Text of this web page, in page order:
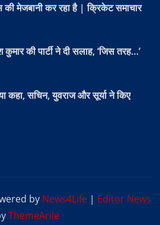
की मेजबानी कर रहा है | क्रिकेट समाचार
की पार्टी ने दी सलाह, ‘जिस तरह…’
कहा, सचिन, युवराज और सूर्या ने किए
by News4Life | Editor News
ThemeArile